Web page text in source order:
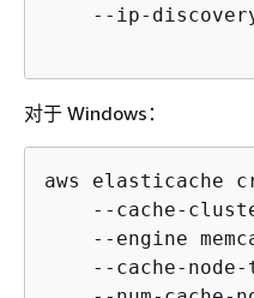
--ip-
对于 Windows：
aws elasticache
--cache-
--engine
--cache-